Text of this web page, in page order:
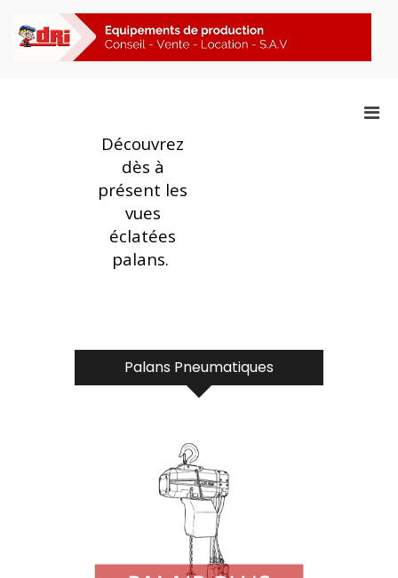
contenu
Découvrez
dès à
présent les
vues
éclatées
palans.
Palans Pneumatiques